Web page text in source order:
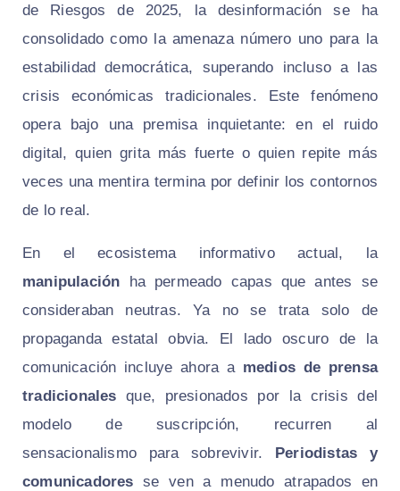
de Riesgos de 2025, la desinformación se ha
consolidado como la amenaza número uno para la
estabilidad democrática, superando incluso a las
crisis económicas tradicionales. Este fenómeno
opera bajo una premisa inquietante: en el ruido
digital, quien grita más fuerte o quien repite más
veces una mentira termina por definir los contornos
de lo real.
En el ecosistema informativo actual, la
manipulación ha permeado capas que antes se
consideraban neutras. Ya no se trata solo de
propaganda estatal obvia. El lado oscuro de la
comunicación incluye ahora a medios de prensa
tradicionales que, presionados por la crisis del
modelo de suscripción, recurren al
sensacionalismo para sobrevivir. Periodistas y
comunicadores se ven a menudo atrapados en